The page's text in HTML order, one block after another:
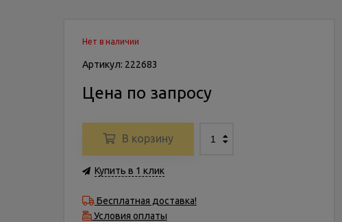
Нет в наличии
Артикул: 222683
Цена по запросу
В корзину
Купить в 1 клик
Бесплатная доставка!
Условия оплаты